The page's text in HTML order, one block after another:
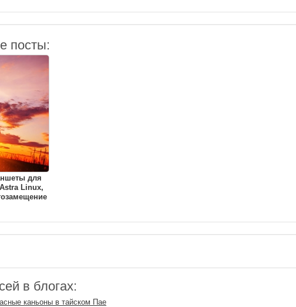
посты:
для
Linux,
в блогах:
каньоны в тайском Пае